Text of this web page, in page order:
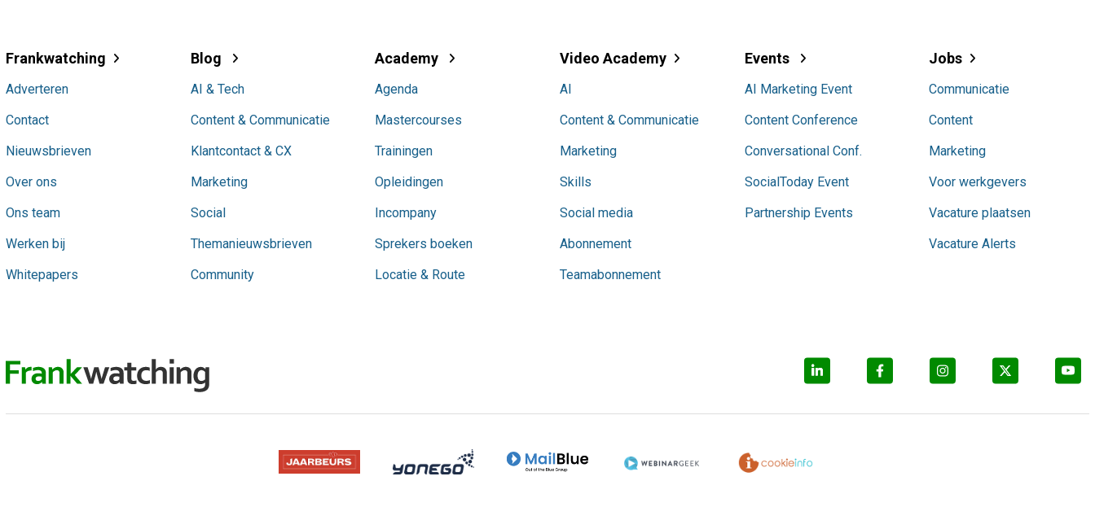
Frankwatching
Adverteren
Contact
Nieuwsbrieven
Over ons
Ons team
Werken bij
Whitepapers
Blog
AI & Tech
Content & Communicatie
Klantcontact & CX
Marketing
Social
Themanieuwsbrieven
Community
Academy
Agenda
Mastercourses
Trainingen
Opleidingen
Incompany
Sprekers boeken
Locatie & Route
Video Academy
AI
Content & Communicatie
Marketing
Skills
Social media
Abonnement
Teamabonnement
Events
AI Marketing Event
Content Conference
Conversational Conf.
SocialToday Event
Partnership Events
Jobs
Communicatie
Content
Marketing
Voor werkgevers
Vacature plaatsen
Vacature Alerts